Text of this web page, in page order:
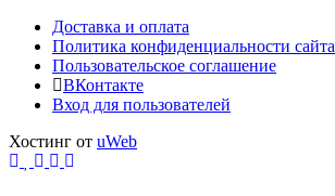
Доставка и оплата
Политика конфиденциальности сайта
Пользовательское соглашение
ВКонтакте
Вход для пользователей
Хостинг от uWeb